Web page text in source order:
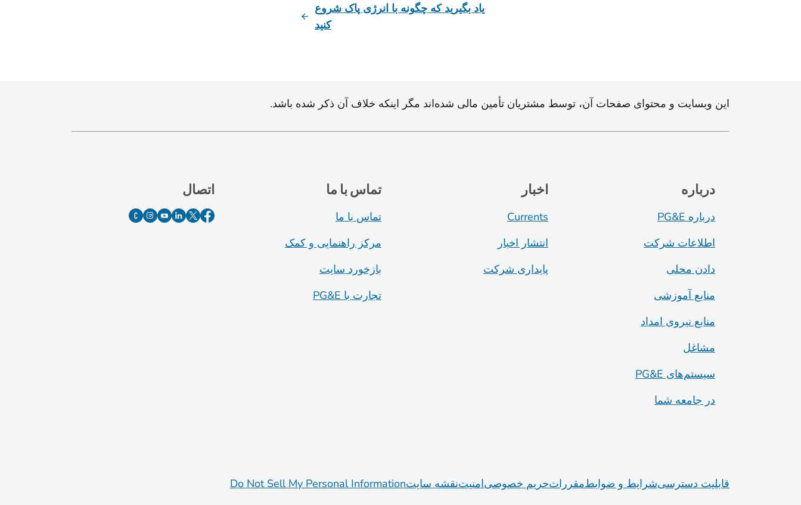
یاد بگیرید که چگونه با انرژی پاک شروع
کنید
این وبسایت و محتوای صفحات آن، توسط مشتریان تأمین مالی شده‌اند مگر اینکه خلاف آن ذکر شده باشد.
درباره
درباره PG&E
اطلاعات شرکت
دادن محلی
منابع آموزشی
منابع نیروی امداد
مشاغل
سیستم‌های PG&E
در جامعه شما
اخبار
Currents
انتشار اخبار
پایداری شرکت
تماس با ما
تماس با ما
مرکز راهنمایی و کمک
بازخورد سایت
تجارت با PG&E
اتصال
قابلیت دسترسیشرایط و ضوابطمقرراتحریم خصوصیامنیتنقشه سایتDo Not Sell My Personal Information